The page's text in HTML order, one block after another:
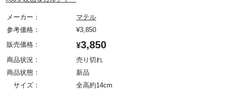
メーカー：
マテル
参考価格：
¥3,850
販売価格：
¥3,850
商品状況：
売り切れ
商品状態：
新品
サイズ：
全高約14cm